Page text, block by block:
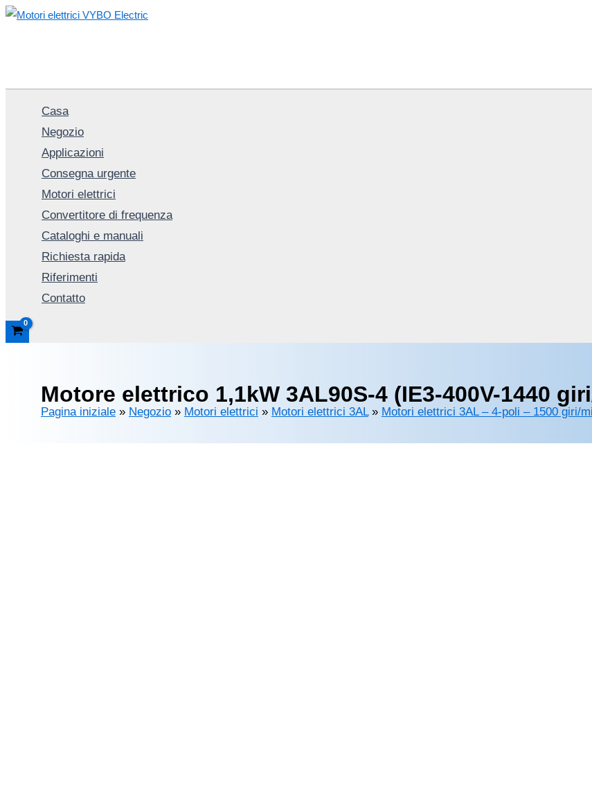
Vai
Casa
Negozio
Applicazioni
Consegna urgente
Motori elettrici
Convertitore di frequenza
Cataloghi e manuali
Richiesta rapida
Riferimenti
Contatto
Motore elettrico 1,1kW 3AL90S-4 (IE3-400V-1440
Pagina iniziale » Negozio » Motori elettrici » Motori elettrici 3AL» Motori elettrici 3AL – 4-poli – 1500 giri/